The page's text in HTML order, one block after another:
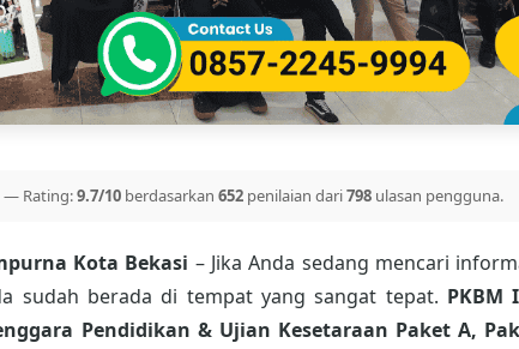
— Rating:9.7/10 berdasarkan 652 penilaian dari798 ulasan pengguna.
Kota Bekasi – Jika Anda sedang mencari
sudah berada di tempat yang sangat tepat. PKBM
Pendidikan & Ujian Kesetaraan Paket A,